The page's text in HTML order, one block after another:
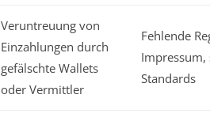
Veruntreuung von
Einzahlungen durch
gefälschte Wallets
oder Vermittler
Fehlende
Impressum,
Standards